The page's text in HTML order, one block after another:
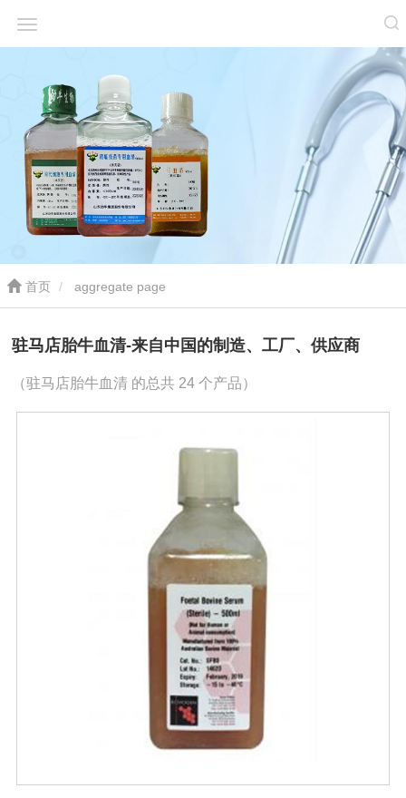
首页 aggregate page
驻马店胎牛血清-来自中国的制造、工厂、供应商
（驻马店胎牛血清 的总共 24 个产品）